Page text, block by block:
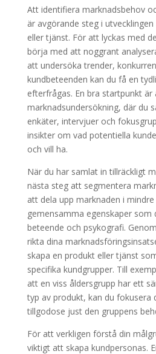
Att identifiera marknadsbehov
är avgörande steg i
eller tjänst. För att lyckas med
börja med att noggrant
att undersöka trender,
kundbeteenden kan du få en
efterfrågas. En bra startpunkt
marknadsundersökning, där du
enkäter, intervjuer och
insikter om vad potentiella
och vill ha.
När du har samlat in tillräckligt
nästa steg att segmentera
att dela upp marknaden i
gemensamma egenskaper
beteende och psykografi.
rikta dina
skapa en produkt eller tjänst
specifika kundgrupper. Till
att en viss åldersgrupp har ett
typ av produkt, kan du fokusera
tillgodose just den gruppens
För att verkligen förstå din
viktigt att skapa kundpersonas.